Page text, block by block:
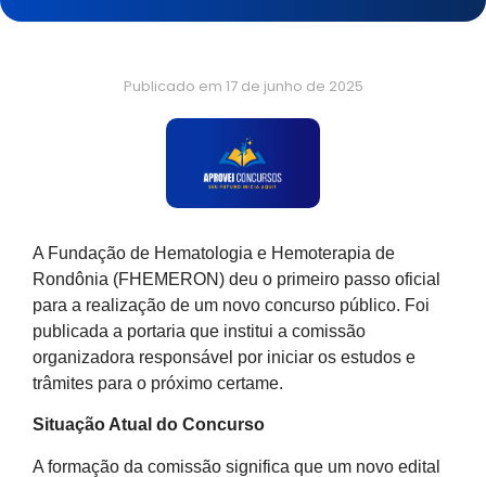
Publicado em 17 de junho de 2025
A Fundação de Hematologia e Hemoterapia de
Rondônia (FHEMERON) deu o primeiro passo oficial
para a realização de um novo concurso público. Foi
publicada a portaria que institui a comissão
organizadora responsável por iniciar os estudos e
trâmites para o próximo certame.
Situação Atual do Concurso
A formação da comissão significa que um novo edital